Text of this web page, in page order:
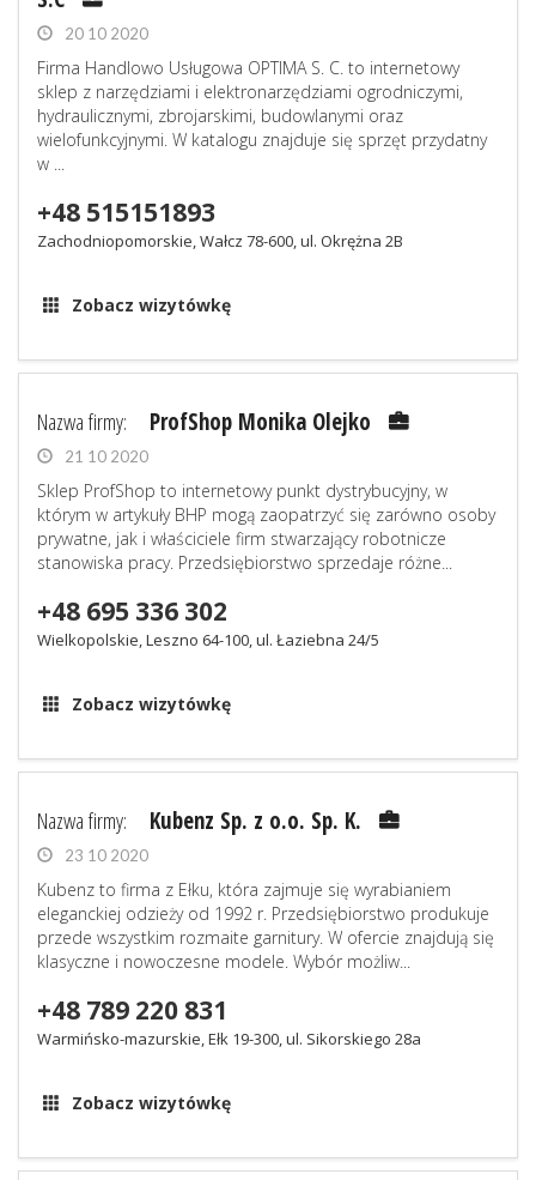
20 10 2020
Firma Handlowo Usługowa OPTIMA S. C. to internetowy
sklep z narzędziami i elektronarzędziami ogrodniczymi,
hydraulicznymi, zbrojarskimi, budowlanymi oraz
wielofunkcyjnymi. W katalogu znajduje się sprzęt przydatny
w ...
+48 515151893
Zachodniopomorskie, Wałcz 78-600, ul. Okrężna 2B
Zobacz wizytówkę
Nazwa firmy: ProfShop Monika Olejko
21 10 2020
Sklep ProfShop to internetowy punkt dystrybucyjny, w
którym w artykuły BHP mogą zaopatrzyć się zarówno osoby
prywatne, jak i właściciele firm stwarzający robotnicze
stanowiska pracy. Przedsiębiorstwo sprzedaje różne...
+48 695 336 302
Wielkopolskie, Leszno 64-100, ul. Łaziebna 24/5
Zobacz wizytówkę
Nazwa firmy: Kubenz Sp. z o.o. Sp. K.
23 10 2020
Kubenz to firma z Ełku, która zajmuje się wyrabianiem
eleganckiej odzieży od 1992 r. Przedsiębiorstwo produkuje
przede wszystkim rozmaite garnitury. W ofercie znajdują się
klasyczne i nowoczesne modele. Wybór możliw...
+48 789 220 831
Warmińsko-mazurskie, Ełk 19-300, ul. Sikorskiego 28a
Zobacz wizytówkę